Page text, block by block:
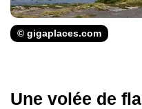
© gigaplaces.com
Une volée de